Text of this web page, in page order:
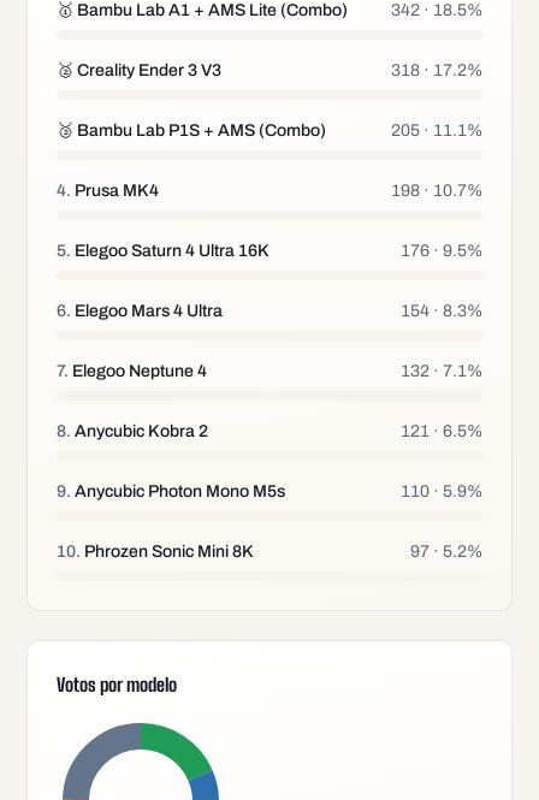
🥇 Bambu Lab A1 + AMS Lite (Combo) 342 · 18.5%
🥈 Creality Ender 3 V3 318 · 17.2%
🥉 Bambu Lab P1S + AMS (Combo) 205 · 11.1%
4. Prusa MK4 198 · 10.7%
5. Elegoo Saturn 4 Ultra 16K 176 · 9.5%
6. Elegoo Mars 4 Ultra 154 · 8.3%
7. Elegoo Neptune 4 132 · 7.1%
8. Anycubic Kobra 2 121 · 6.5%
9. Anycubic Photon Mono M5s 110 · 5.9%
10. Phrozen Sonic Mini 8K 97 · 5.2%
Votos por modelo